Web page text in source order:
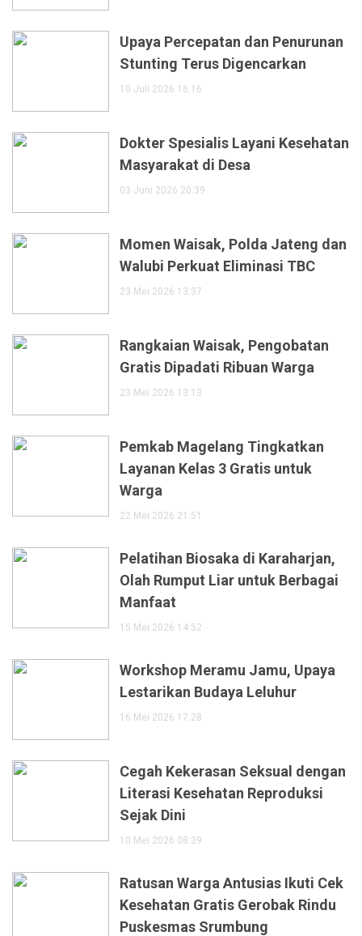
Upaya Percepatan dan Penurunan
Stunting Terus Digencarkan
10 Juli 2026 16:16
Dokter Spesialis Layani Kesehatan
Masyarakat di Desa
03 Juni 2026 20:39
Momen Waisak, Polda Jateng dan
Walubi Perkuat Eliminasi TBC
23 Mei 2026 13:37
Rangkaian Waisak, Pengobatan
Gratis Dipadati Ribuan Warga
23 Mei 2026 13:13
Pemkab Magelang Tingkatkan
Layanan Kelas 3 Gratis untuk
Warga
22 Mei 2026 21:51
Pelatihan Biosaka di Karaharjan,
Olah Rumput Liar untuk Berbagai
Manfaat
15 Mei 2026 14:52
Workshop Meramu Jamu, Upaya
Lestarikan Budaya Leluhur
16 Mei 2026 17:28
Cegah Kekerasan Seksual dengan
Literasi Kesehatan Reproduksi
Sejak Dini
10 Mei 2026 08:39
Ratusan Warga Antusias Ikuti Cek
Kesehatan Gratis Gerobak Rindu
Puskesmas Srumbung